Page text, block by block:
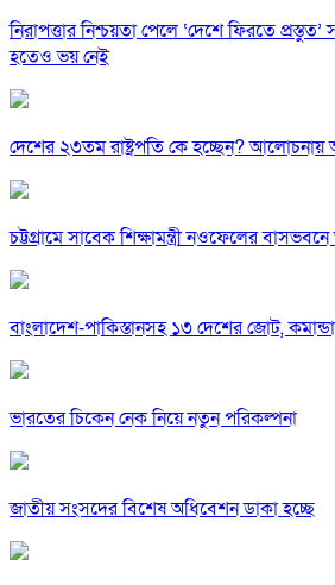
নিরাপত্তার নিশ্চয়তা পেলে ‘দেশে ফিরতে
হতেও ভয় নেই
দেশের ২৩তম রাষ্ট্রপতি কে হচ্ছেন?
চট্টগ্রামে সাবেক শিক্ষামন্ত্রী নওফেলের
বাংলাদেশ-পাকিস্তানসহ ১৩ দেশের জোট,
ভারতের চিকেন নেক নিয়ে নতুন পরিকল্পনা
জাতীয় সংসদের বিশেষ অধিবেশন ডাকা হচ্ছে